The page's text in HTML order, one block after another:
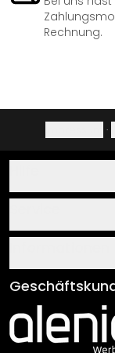
Rechnung.
·
Über uns
Klebe- und
Newsletter
AGB
Impressum
Versand &